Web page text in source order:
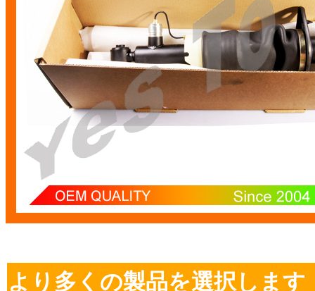
より多くの製品を選択します